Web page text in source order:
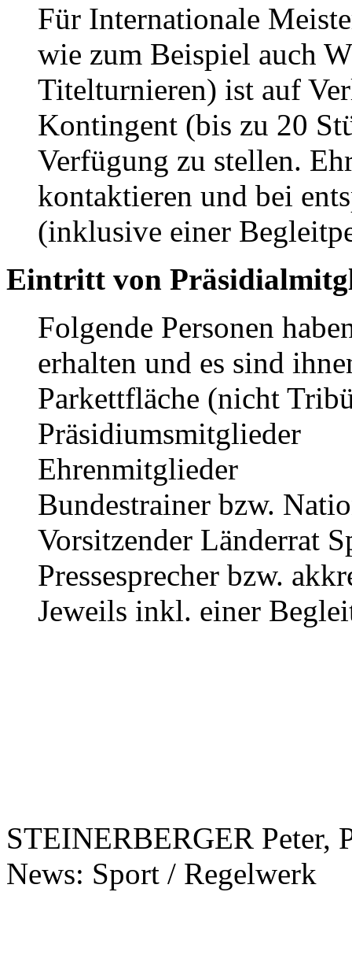
Für Internationale
wie zum Beispiel auch
Titelturnieren) ist auf
Kontingent (bis zu 20
Verfügung zu stellen.
kontaktieren und bei
(inklusive einer
Eintritt von
Folgende Personen
erhalten und es sind
Parkettfläche (nicht
Präsidiumsmitglieder
Ehrenmitglieder
Bundestrainer bzw.
Vorsitzender Länderrat
Pressesprecher bzw.
Jeweils inkl. einer
STEINERBERGER Peter,
News: Sport / Regelwerk